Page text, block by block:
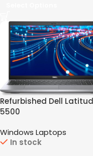
Refurbished Dell
5500
Windows Laptops
In stock